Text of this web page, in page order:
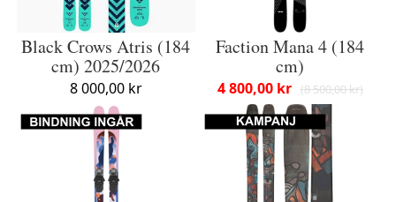
Black Crows Atris (184
cm) 2025/2026
8 000,00 kr
Faction Mana 4 (184
cm)
8 500,00 kr
4 800,00 kr